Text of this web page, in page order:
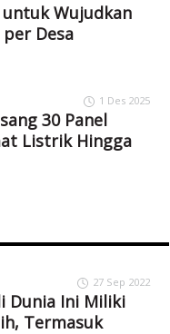
untuk Wujudkan
per Desa
1 Des 2025
30 Panel
Listrik Hingga
27 Sep 2022
Dunia Ini Miliki
Termasuk